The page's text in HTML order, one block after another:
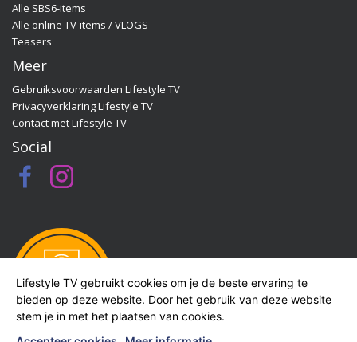
Alle SBS6-items
Alle online TV-items / VLOGS
Teasers
Meer
Gebruiksvoorwaarden Lifestyle TV
Privacyverklaring Lifestyle TV
Contact met Lifestyle TV
Social
Lifestyle TV gebruikt cookies om je de beste ervaring te
bieden op deze website. Door het gebruik van deze website
stem je in met het plaatsen van cookies.